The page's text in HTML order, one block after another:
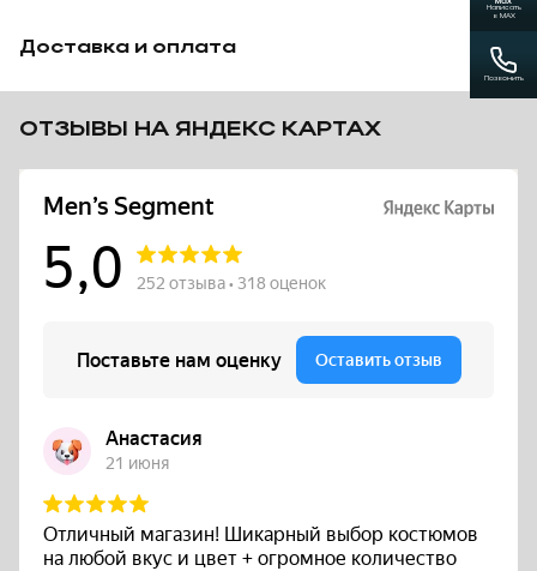
Доставка и оплата
ОТЗЫВЫ НА ЯНДЕКС КАРТАХ
Написать
в MAX
Позвонить